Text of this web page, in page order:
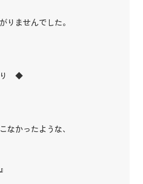
りませんでした。
り ◆
なかったような、